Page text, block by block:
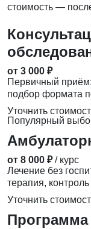
стоимость —
от 3 000 ₽
Первичный приём:
подбор формата
Уточнить
Популярный
от 8 000 ₽ / курс
Лечение без
терапия,
Уточнить
Программа